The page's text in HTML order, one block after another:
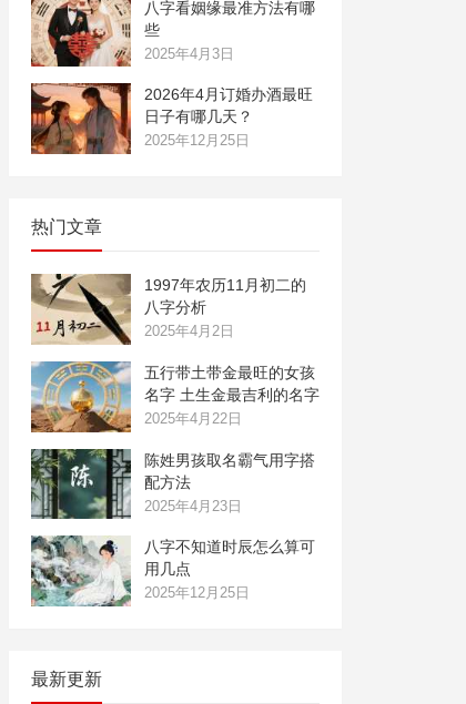
八字看姻缘最准方法有哪
些
2025年4月3日
2026年4月订婚办酒最旺
日子有哪几天？
2025年12月25日
热门文章
1997年农历11月初二的
八字分析
2025年4月2日
五行带土带金最旺的女孩
名字 土生金最吉利的名字
2025年4月22日
陈姓男孩取名霸气用字搭
配方法
2025年4月23日
八字不知道时辰怎么算可
用几点
2025年12月25日
最新更新